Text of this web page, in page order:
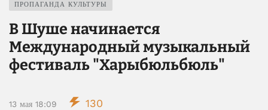
ПРОПАГАНДА КУЛЬТУРЫ
В Шуше начинается
Международный музыкальный
фестиваль "Харыбюльбюль"
13 мая 18:09 130